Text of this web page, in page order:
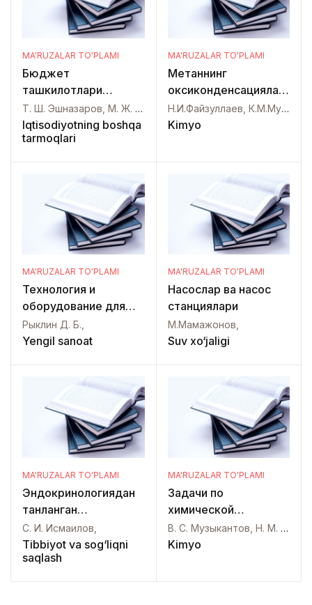
MA'RUZALAR TO'PLAMI
Бюджет
ташкилотлари
бухгалтерия ҳисоби Т. Ш. Эшназаров, М. Ж. Хасанов,
Iqtisodiyotning boshqa
tarmoqlari
MA'RUZALAR TO'PLAMI
Метаннинг
оксиконденсациялаш
реакциялар
Н.И.Файзуллаев, К.М.Муродов, О.О.Файзуллаев,
Kimyo
MA'RUZALAR TO'PLAMI
Технология и
оборудование для
подготовки к
прядению. Раздел
Рыклин Д. Б.,
Yengil sanoat
MA'RUZALAR TO'PLAMI
Насослар ва насос
станциялари
М.Мамажонов,
Suv xo‘jaligi
MA'RUZALAR TO'PLAMI
Эндокринологиядан
танланган
маърузалар
С. И. Исмаилов,
Tibbiyot va sog‘liqni
saqlash
MA'RUZALAR TO'PLAMI
Задачи по
химической
термодинамике
В. C. Музыкантов, Н. М. Бажин, В. Н. Пармон, Н. Н. Булгаков, В. А. Иванченко,
Kimyo